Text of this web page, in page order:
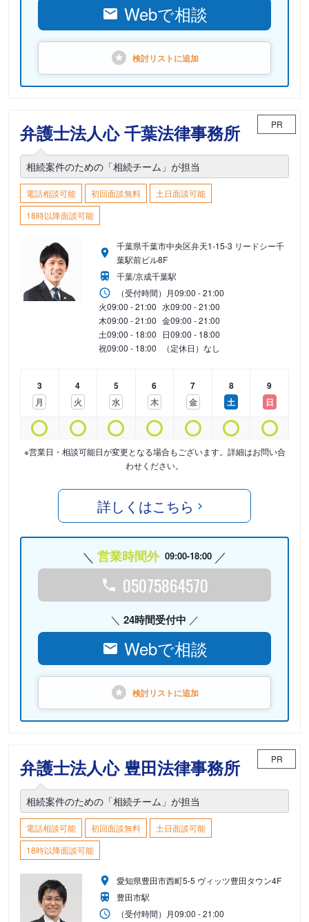
Webで相談
検討リストに追加
弁護士法人心 千葉法律事務所 PR
相続案件のための「相続チーム」が担当
電話相談可能 初回面談無料
土日面談可能
18時以降面談可能
千葉県千葉市中央区弁天1-15-3 リードシー千
葉駅前ビル8F
千葉/京成千葉駅
（受付時間） 月09:00 - 21:00
火09:00 - 21:00 水09:00 - 21:00
木09:00 - 21:00 金09:00 - 21:00
土09:00 - 18:00 日09:00 - 18:00
祝09:00 - 18:00 （定休日）なし
3
月
4
火
5
水
6
木
7
金
8
土
9
日
※営業日・相談可能日が変更となる場合もございます。詳細はお問い合
わせください。
詳しくはこちら
営業時間外 09:00-18:00
05075864570
24時間受付中
Webで相談
検討リストに追加
弁護士法人心 豊田法律事務所 PR
相続案件のための「相続チーム」が担当
電話相談可能 初回面談無料
土日面談可能
18時以降面談可能
愛知県豊田市西町5-5 ヴィッツ豊田タウン4F
豊田市駅
（受付時間） 月09:00 - 21:00